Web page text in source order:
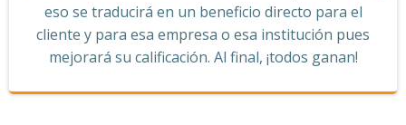
eso se traducirá en un beneficio directo para el
cliente y para esa empresa o esa institución pues
mejorará su calificación. Al final, ¡todos ganan!